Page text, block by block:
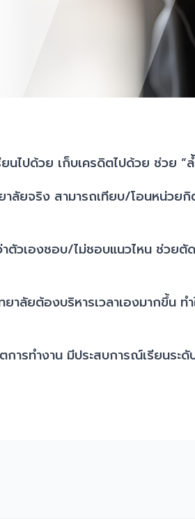
ไปด้วย เก็บเครดิตไปด้วย ช่วย “
ลัยจริง สามารถเทียบ/โอนหน่วยกิ
ตัวเองชอบ/ไม่ชอบแนวไหน ช่วย
ลัยต้องบริหารเวลาเองมากขึ้น ท
การทำงาน มีประสบการณ์เรียนระ